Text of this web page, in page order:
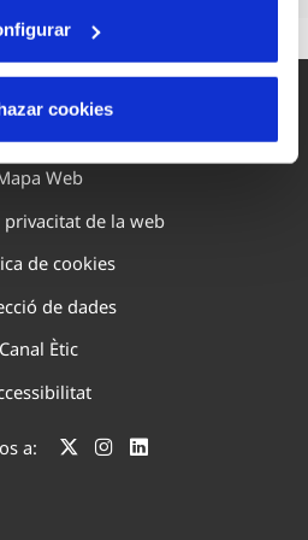
cookies
Web
privacitat de la web
de cookies
de dades
Canal Ètic
a: